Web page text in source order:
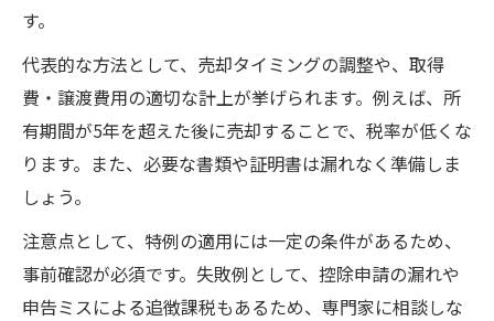
す。
代表的な方法として、売却タイミングの調整や、取得
費・譲渡費用の適切な計上が挙げられます。例えば、所
有期間が5年を超えた後に売却することで、税率が低くな
ります。また、必要な書類や証明書は漏れなく準備しま
しょう。
注意点として、特例の適用には一定の条件があるため、
事前確認が必須です。失敗例として、控除申請の漏れや
申告ミスによる追徴課税もあるため、専門家に相談しな